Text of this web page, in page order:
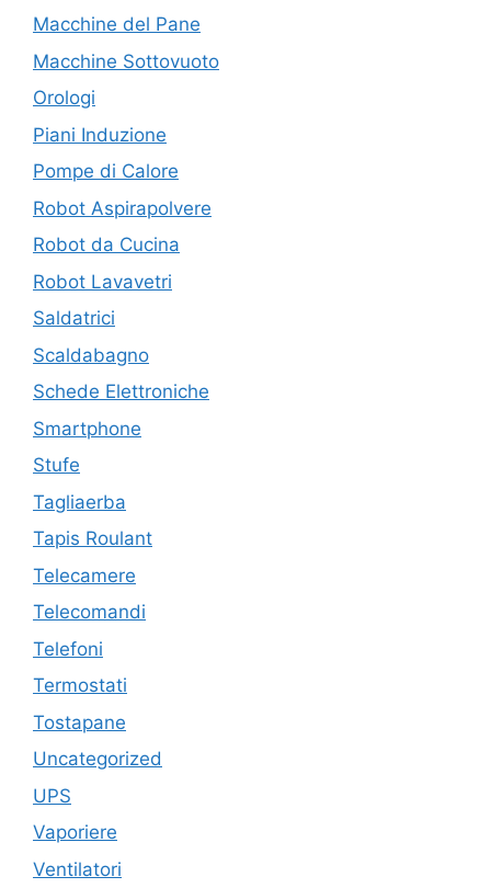
Macchine del Pane
Macchine Sottovuoto
Orologi
Piani Induzione
Pompe di Calore
Robot Aspirapolvere
Robot da Cucina
Robot Lavavetri
Saldatrici
Scaldabagno
Schede Elettroniche
Smartphone
Stufe
Tagliaerba
Tapis Roulant
Telecamere
Telecomandi
Telefoni
Termostati
Tostapane
Uncategorized
UPS
Vaporiere
Ventilatori